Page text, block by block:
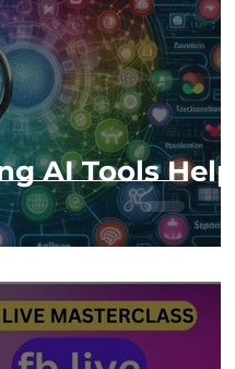
AI Tools Helps